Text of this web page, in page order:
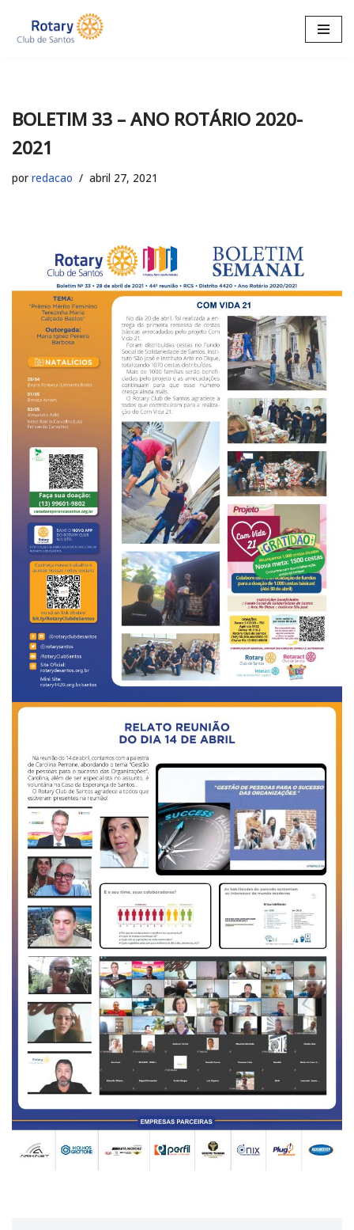
Pular
BOLETIM 33 – ANO ROTÁRIO 2020-
2021
por redacao abril 27, 2021